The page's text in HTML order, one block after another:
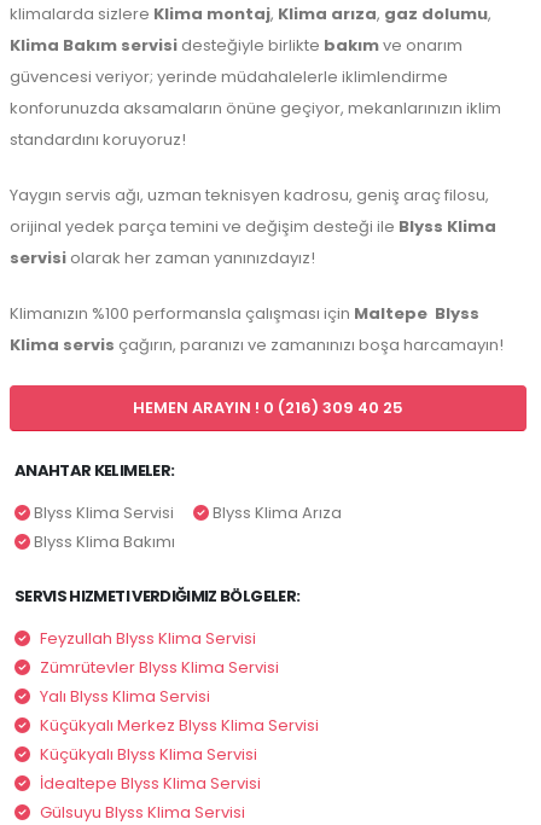
klimalarda sizlere Klima montaj, Klima arıza, gaz dolumu,
Klima Bakım servisi desteğiyle birlikte bakımve onarım
güvencesi veriyor; yerinde müdahalelerle iklimlendirme
konforunuzda aksamaların önüne geçiyor, mekanlarınızın iklim
standardını koruyoruz!
Yaygın servis ağı, uzman teknisyen kadrosu, geniş araç filosu,
orijinal yedek parça temini ve değişim desteği ile Blyss Klima
servisi olarak her zaman yanınızdayız!
Klimanızın %100 performansla çalışması için Maltepe Blyss
Klima servis çağırın, paranızı ve zamanınızı boşa harcamayın!
HEMEN ARAYIN ! 0 (216) 309 40 25
ANAHTAR KELIMELER:
Blyss Klima Servisi
Blyss Klima Arıza
Blyss Klima Bakımı
SERVIS HIZMETI VERDIĞIMIZ BÖLGELER:
Feyzullah Blyss Klima Servisi
Zümrütevler Blyss Klima Servisi
Yalı Blyss Klima Servisi
Küçükyalı Merkez Blyss Klima Servisi
Küçükyalı Blyss Klima Servisi
İdealtepe Blyss Klima Servisi
Gülsuyu Blyss Klima Servisi